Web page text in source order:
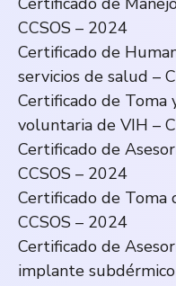
CCSOS – 2024
Certificado de
servicios de salud –
Certificado de Toma
voluntaria de VIH –
Certificado de
CCSOS – 2024
Certificado de Toma
CCSOS – 2024
Certificado de
implante